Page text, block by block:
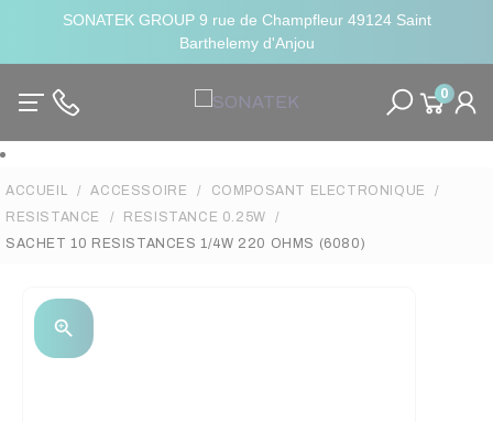
SONATEK GROUP 9 rue de Champfleur 49124 Saint
Barthelemy d'Anjou
0
ACCUEIL ACCESSOIRE
COMPOSANT ELECTRONIQUE
RESISTANCE
RESISTANCE 0.25W
SACHET 10 RESISTANCES 1/4W 220 OHMS (6080)
zoom_in